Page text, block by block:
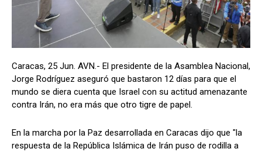
Caracas, 25 Jun. AVN.- El presidente de la Asamblea Nacional,
Jorge Rodríguez aseguró que bastaron 12 días para que el
mundo se diera cuenta que Israel con su actitud amenazante
contra Irán, no era más que otro tigre de papel.
En la marcha por la Paz desarrollada en Caracas dijo que "la
respuesta de la República Islámica de Irán puso de rodilla a